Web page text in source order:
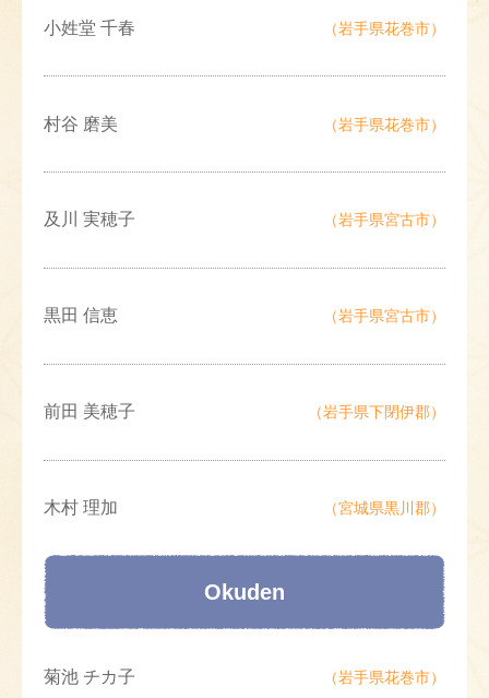
小姓堂 千春 （岩手県花巻市）
村谷 磨美 （岩手県花巻市）
及川 実穂子 （岩手県宮古市）
黒田 信恵 （岩手県宮古市）
前田 美穂子 （岩手県下閉伊郡）
木村 理加 （宮城県黒川郡）
Okuden
菊池 チカ子 （岩手県花巻市）